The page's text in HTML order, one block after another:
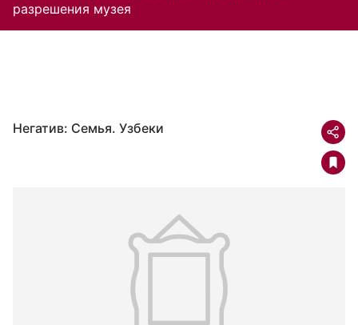
разрешения музея
Негатив: Семья. Узбеки